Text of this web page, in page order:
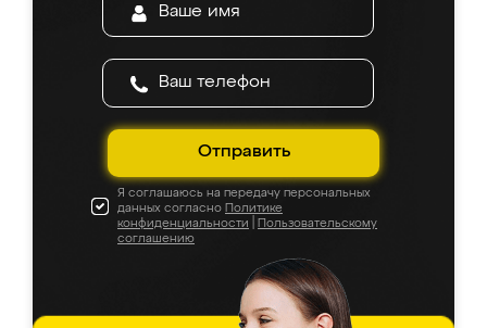
Отправить
Я соглашаюсь на передачу персональных
данных согласно Политике
конфиденциальности
Пользовательскому
соглашению